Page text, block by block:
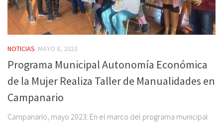
NOTICIAS MAYO 8, 2023
Programa Municipal Autonomía Económica
de la Mujer Realiza Taller de Manualidades en
Campanario
Campanario, mayo 2023: En el marco del programa municipal